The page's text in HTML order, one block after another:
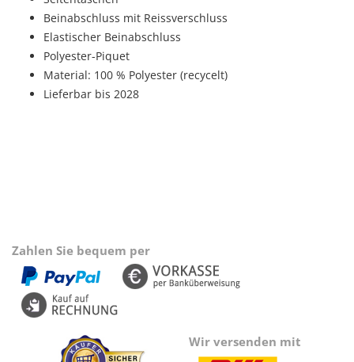
Beinabschluss mit Reissverschluss
Elastischer Beinabschluss
Polyester-Piquet
Material: 100 % Polyester (recycelt)
Lieferbar bis 2028
Zahlen Sie bequem per
Wir versenden mit